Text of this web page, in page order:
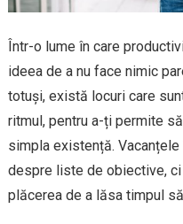
Într-o lume în care
ideea de a nu face nimic
totuși, există locuri care
ritmul, pentru a-ți permite
simpla existență.
despre liste de obiective,
plăcerea de a lăsa timpul